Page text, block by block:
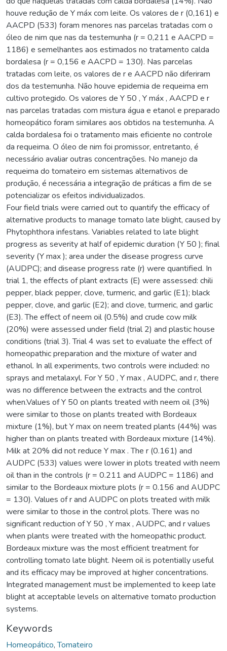
houve redução de Y máx com leite. Os valores de r (0,161) e
AACPD (533) foram menores nas parcelas tratadas com o
óleo de nim que nas da testemunha (r = 0,211 e AACPD =
1186) e semelhantes aos estimados no tratamento calda
bordalesa (r = 0,156 e AACPD = 130). Nas parcelas
tratadas com leite, os valores de r e AACPD não diferiram
dos da testemunha. Não houve epidemia de requeima em
cultivo protegido. Os valores de Y 50 , Y máx , AACPD e r
nas parcelas tratadas com mistura água e etanol e preparado
homeopático foram similares aos obtidos na testemunha. A
calda bordalesa foi o tratamento mais eficiente no controle
da requeima. O óleo de nim foi promissor, entretanto, é
necessário avaliar outras concentrações. No manejo da
requeima do tomateiro em sistemas alternativos de
produção, é necessária a integração de práticas a fim de se
potencializar os efeitos individualizados.
Four field trials were carried out to quantify the efficacy of
alternative products to manage tomato late blight, caused by
Phytophthora infestans. Variables related to late blight
progress as severity at half of epidemic duration (Y 50 ); final
severity (Y max ); area under the disease progress curve
(AUDPC); and disease progress rate (r) were quantified. In
trial 1, the effects of plant extracts (E) were assessed: chili
pepper, black pepper, clove, turmeric, and garlic (E1); black
pepper, clove, and garlic (E2); and clove, turmeric, and garlic
(E3). The effect of neem oil (0.5%) and crude cow milk
(20%) were assessed under field (trial 2) and plastic house
conditions (trial 3). Trial 4 was set to evaluate the effect of
homeopathic preparation and the mixture of water and
ethanol. In all experiments, two controls were included: no
sprays and metalaxyl. For Y 50 , Y max , AUDPC, and r, there
was no difference between the extracts and the control
when.Values of Y 50 on plants treated with neem oil (3%)
were similar to those on plants treated with Bordeaux
mixture (1%), but Y max on neem treated plants (44%) was
higher than on plants treated with Bordeaux mixture (14%).
Milk at 20% did not reduce Y max . The r (0.161) and
AUDPC (533) values were lower in plots treated with neem
oil than in the controls (r = 0.211 and AUDPC = 1186) and
similar to the Bordeaux mixture plots (r = 0.156 and AUDPC
= 130). Values of r and AUDPC on plots treated with milk
were similar to those in the control plots. There was no
significant reduction of Y 50 , Y max , AUDPC, and r values
when plants were treated with the homeopathic product.
Bordeaux mixture was the most efficient treatment for
controlling tomato late blight. Neem oil is potentially useful
and its efficacy may be improved at higher concentrations.
Integrated management must be implemented to keep late
blight at acceptable levels on alternative tomato production
systems.
Keywords
Homeopático,Tomateiro